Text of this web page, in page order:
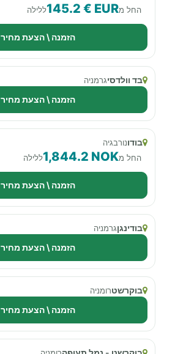
החל מ145.2 € EURללילה
הזמנה \ הצעת מחיר
בד וולדסיגרמניה
הזמנה \ הצעת מחיר
בודונורבגיה
החל מ1,844.2 NOKללילה
הזמנה \ הצעת מחיר
בודינגןגרמניה
הזמנה \ הצעת מחיר
בוקרשטרומניה
הזמנה \ הצעת מחיר